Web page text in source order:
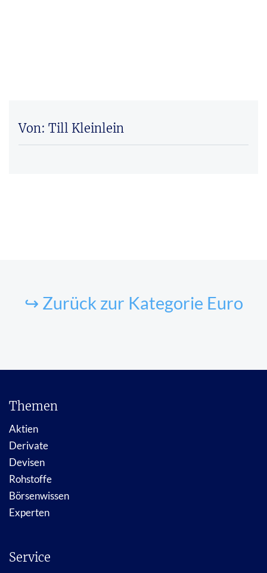
Von: Till Kleinlein
↪ Zurück zur Kategorie Euro
Themen
Aktien
Derivate
Devisen
Rohstoffe
Börsenwissen
Experten
Service